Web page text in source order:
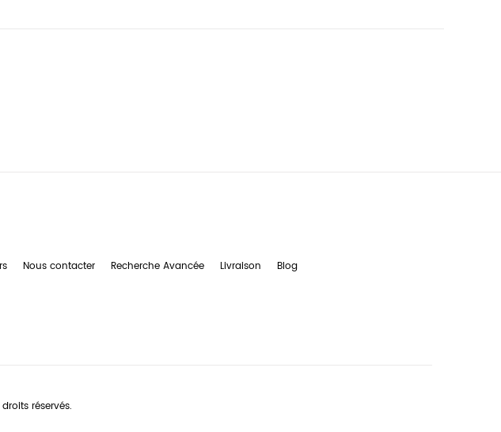
Nous contacter Recherche Avancée Livraison Blog
réservés.